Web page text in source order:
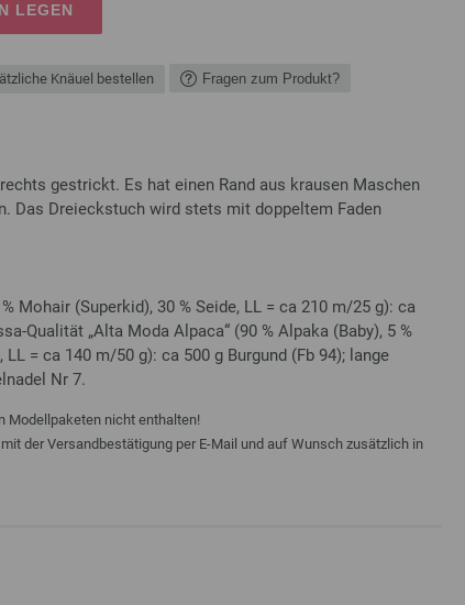
LEGEN
Knäuel bestellen Fragen zum Produkt?
gestrickt. Es hat einen Rand aus krausen Maschen
Das Dreieckstuch wird stets mit doppeltem Faden
Mohair (Superkid), 30 % Seide, LL = ca 210 m/25 g): ca
Qualität „Alta Moda Alpaca“ (90 % Alpaka (Baby), 5 %
= ca 140 m/50 g): ca 500 g Burgund (Fb 94); lange
Nr 7.
Modellpaketen nicht enthalten!
der Versandbestätigung per E-Mail und auf Wunsch zusätzlich in